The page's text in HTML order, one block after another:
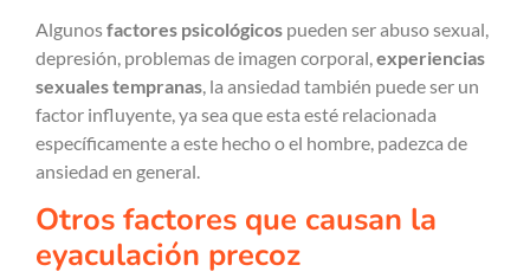
Algunosfactores psicológicos pueden ser abuso sexual,
depresión, problemas de imagen corporal, experiencias
sexualestempranas , la ansiedad también puede ser un
factor influyente, ya sea que esta esté relacionada
específicamente a este hecho o el hombre, padezca de
ansiedad en general.
Otros factores que causan la
eyaculación precoz